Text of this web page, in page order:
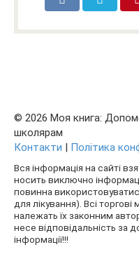
© 2026 Моя книга:
школярам
Контакти | Політика
Вся інформація на сайті
носить виключно
повинна
для лікування). Всі торгові
належать їх законним
несе відповідальність за
інформації!!!